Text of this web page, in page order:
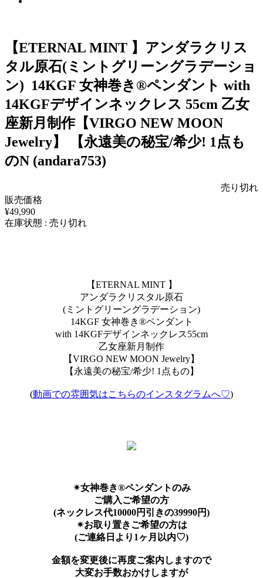
【ETERNAL MINT 】アンダラクリス
タル原石(ミントグリーングラデーショ
ン) 14KGF 女神巻き®ペンダント with
14KGFデザインネックレス 55cm 乙女
座新月制作【VIRGO NEW MOON
Jewelry】 【永遠美の秘宝/希少! 1点も
のN (andara753)
売り切れ
販売価格
¥49,990
在庫状態 : 売り切れ
【ETERNAL MINT 】
アンダラクリスタル原石
(ミントグリーングラデーション)
14KGF 女神巻き®ペンダント
with 14KGFデザインネックレス55cm
乙女座新月制作
【VIRGO NEW MOON Jewelry】
【永遠美の秘宝/希少! 1点もの】
(動画での雰囲気はこちらのインスタグラムへ♡)
✴︎女神巻き®︎ペンダントのみ
ご購入ご希望の方
(ネックレス代10000円引きの39990円)
✴︎お取り置きご希望の方は
(ご連絡日より1ヶ月以内♡)
金額を変更後に再度ご案内しますので
大変お手数おかけしますが